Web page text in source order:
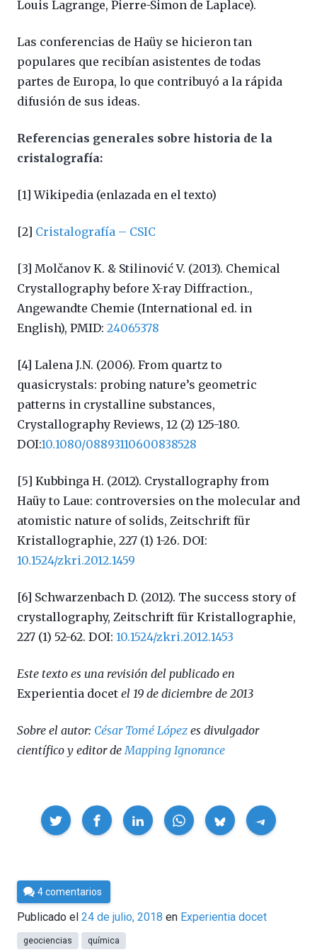
Louis Lagrange, Pierre-Simon de Laplace).
Las conferencias de Haüy se hicieron tan
populares que recibían asistentes de todas
partes de Europa, lo que contribuyó a la rápida
difusión de sus ideas.
Referencias generales sobre historia de la
cristalografía:
[1] Wikipedia (enlazada en el texto)
[2] Cristalografía – CSIC
[3] Molčanov K. & Stilinović V. (2013). Chemical
Crystallography before X-ray Diffraction.,
Angewandte Chemie (International ed. in
English), PMID: 24065378
[4] Lalena J.N. (2006). From quartz to
quasicrystals: probing nature’s geometric
patterns in crystalline substances,
Crystallography Reviews, 12 (2) 125-180.
DOI:10.1080/08893110600838528
[5] Kubbinga H. (2012). Crystallography from
Haüy to Laue: controversies on the molecular and
atomistic nature of solids, Zeitschrift für
Kristallographie, 227 (1) 1-26. DOI:
10.1524/zkri.2012.1459
[6] Schwarzenbach D. (2012). The success story of
crystallography, Zeitschrift für Kristallographie,
227 (1) 52-62. DOI: 10.1524/zkri.2012.1453
Este texto es una revisión del publicado en
Experientia docet el 19 de diciembre de 2013
Sobre el autor: César Tomé López es divulgador
científico y editor deMapping Ignorance
Compartir
Por
César
Tomé
4 comentarios
Publicado el 24 de julio, 2018 en Experientia docet
geociencias química